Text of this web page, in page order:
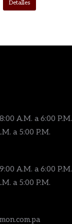
Detalles
A.M. a 6:00 P.M.
a 5:00 P.M.
A.M. a 6:00 P.M.
a 5:00 P.M.